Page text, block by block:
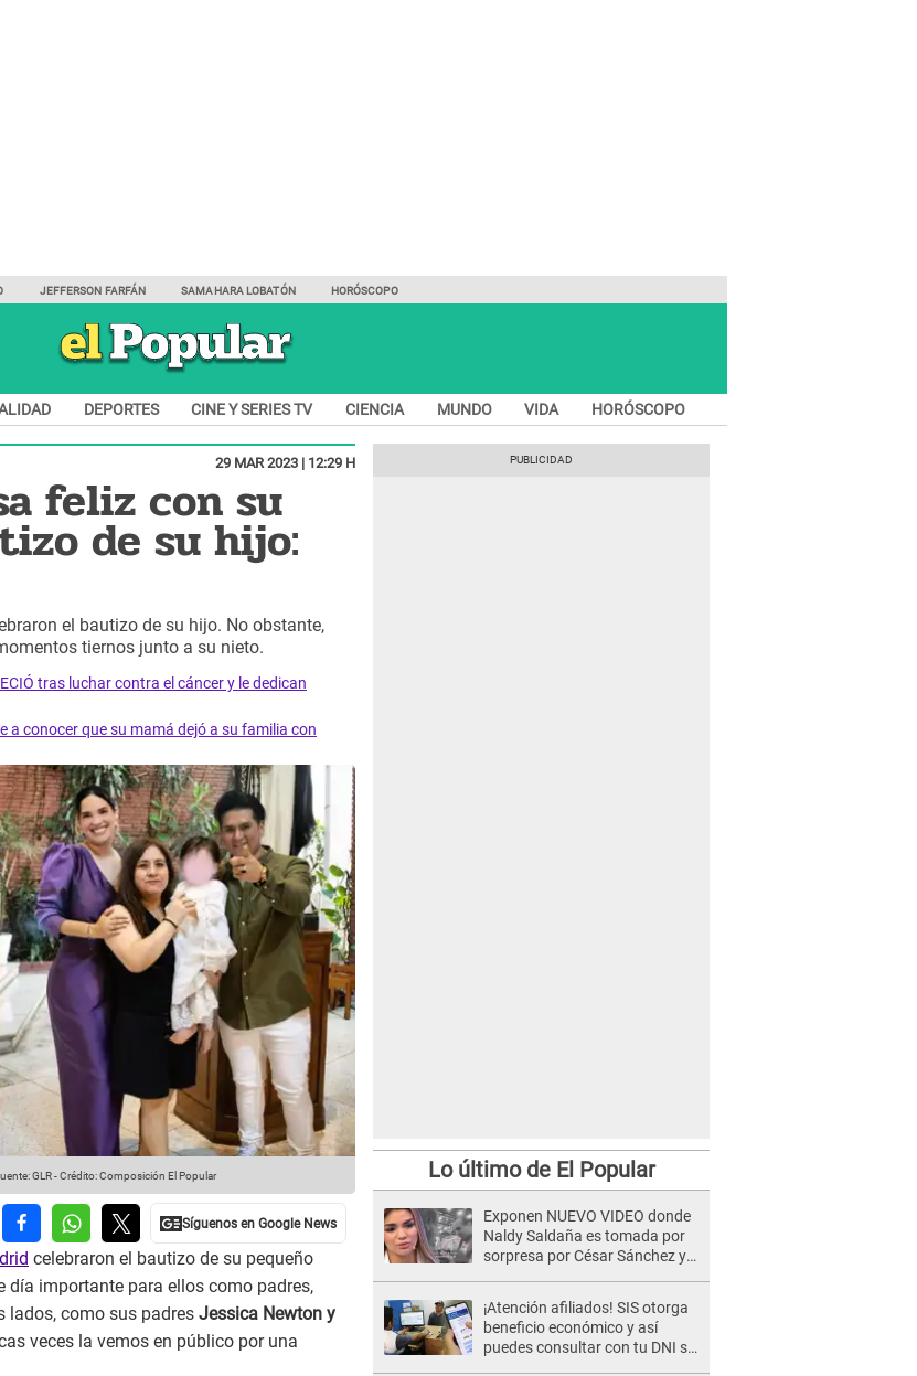
JEFFERSON FARFÁN SAMAHARA LOBATÓN HORÓSCOPO
DEPORTES CINE Y SERIES TV CIENCIA MUNDO VIDA HORÓSCOPO
29 MAR 2023 | 12:29 H
feliz con su
de su hijo:
el bautizo de su hijo. No obstante,
tiernos junto a su nieto.
tras luchar contra el cáncer y le dedican
a conocer que su mamá dejó a su familia con
GLR-Crédito: Composición El Popular
celebraron el bautizo de su pequeño
día importante para ellos como padres,
lados, como sus padres Jessica Newton y
veces la vemos en público por una
Lo último de El Popular
Exponen NUEVO VIDEO donde
Naldy Saldaña es tomada por
sorpresa por César Sánchez y
¡Atención afiliados! SIS otorga
beneficio económico y así
puedes consultar con tu DNI si